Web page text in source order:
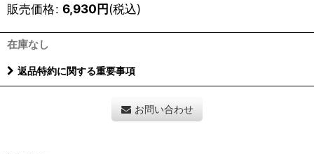
販売価格: 6,930円(税込)
在庫なし
返品特約に関する重要事項
お問い合わせ